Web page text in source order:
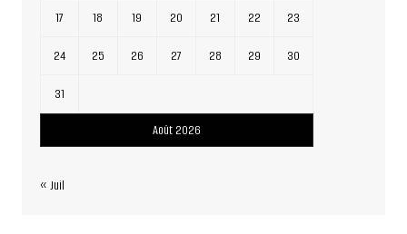
Août 2026
17 18 19 20 21 22 23
24 25 26 27 28 29 30
31
« Juil